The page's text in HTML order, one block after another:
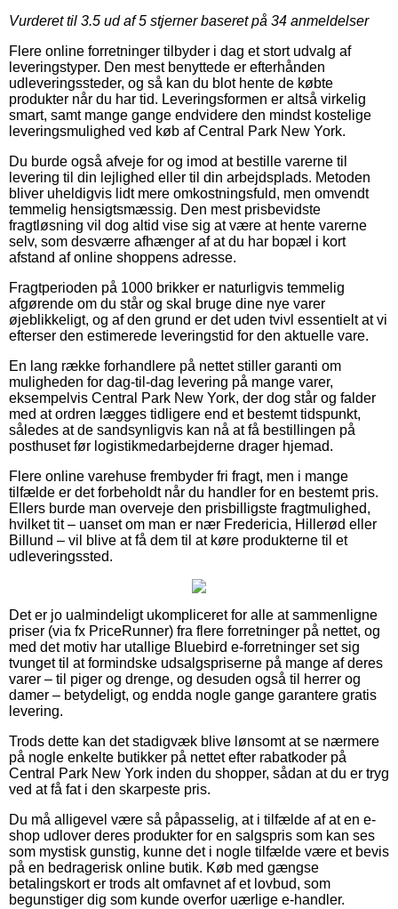
Vurderet til 3.5 ud af 5 stjerner baseret på 34 anmeldelser
Flere online forretninger tilbyder i dag et stort udvalg af
leveringstyper. Den mest benyttede er efterhånden
udleveringssteder, og så kan du blot hente de købte
produkter når du har tid. Leveringsformen er altså virkelig
smart, samt mange gange endvidere den mindst kostelige
leveringsmulighed ved køb af Central Park New York.
Du burde også afveje for og imod at bestille varerne til
levering til din lejlighed eller til din arbejdsplads. Metoden
bliver uheldigvis lidt mere omkostningsfuld, men omvendt
temmelig hensigtsmæssig. Den mest prisbevidste
fragtløsning vil dog altid vise sig at være at hente varerne
selv, som desværre afhænger af at du har bopæl i kort
afstand af online shoppens adresse.
Fragtperioden på 1000 brikker er naturligvis temmelig
afgørende om du står og skal bruge dine nye varer
øjeblikkeligt, og af den grund er det uden tvivl essentielt at vi
efterser den estimerede leveringstid for den aktuelle vare.
En lang række forhandlere på nettet stiller garanti om
muligheden for dag-til-dag levering på mange varer,
eksempelvis Central Park New York, der dog står og falder
med at ordren lægges tidligere end et bestemt tidspunkt,
således at de sandsynligvis kan nå at få bestillingen på
posthuset før logistikmedarbejderne drager hjemad.
Flere online varehuse frembyder fri fragt, men i mange
tilfælde er det forbeholdt når du handler for en bestemt pris.
Ellers burde man overveje den prisbilligste fragtmulighed,
hvilket tit – uanset om man er nær Fredericia, Hillerød eller
Billund – vil blive at få dem til at køre produkterne til et
udleveringssted.
Det er jo ualmindeligt ukompliceret for alle at sammenligne
priser (via fx PriceRunner) fra flere forretninger på nettet, og
med det motiv har utallige Bluebird e-forretninger set sig
tvunget til at formindske udsalgspriserne på mange af deres
varer – til piger og drenge, og desuden også til herrer og
damer – betydeligt, og endda nogle gange garantere gratis
levering.
Trods dette kan det stadigvæk blive lønsomt at se nærmere
på nogle enkelte butikker på nettet efter rabatkoder på
Central Park New York inden du shopper, sådan at du er tryg
ved at få fat i den skarpeste pris.
Du må alligevel være så påpasselig, at i tilfælde af at en e-
shop udlover deres produkter for en salgspris som kan ses
som mystisk gunstig, kunne det i nogle tilfælde være et bevis
på en bedragerisk online butik. Køb med gængse
betalingskort er trods alt omfavnet af et lovbud, som
begunstiger dig som kunde overfor uærlige e-handler.